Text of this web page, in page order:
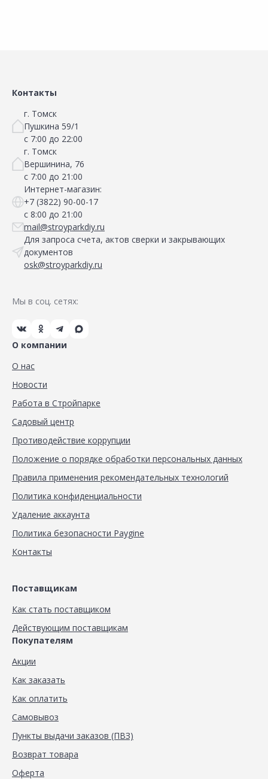
Контакты
г. Томск
Пушкина 59/1
с 7:00 до 22:00
г. Томск
Вершинина, 76
с 7:00 до 21:00
Интернет-магазин:
+7 (3822) 90-00-17
с 8:00 до 21:00
mail@stroyparkdiy.ru
Для запроса счета, актов сверки и закрывающих
документов
osk@stroyparkdiy.ru
Мы в соц. сетях:
О компании
О нас
Новости
Работа в Стройпарке
Садовый центр
Противодействие коррупции
Положение о порядке обработки персональных данных
Правила применения рекомендательных технологий
Политика конфиденциальности
Удаление аккаунта
Политика безопасности Paygine
Контакты
Поставщикам
Как стать поставщиком
Действующим поставщикам
Покупателям
Акции
Как заказать
Как оплатить
Самовывоз
Пункты выдачи заказов (ПВЗ)
Возврат товара
Оферта